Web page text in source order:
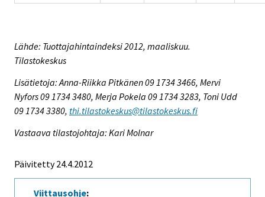
Lähde: Tuottajahintaindeksi 2012, maaliskuu.
Tilastokeskus
Lisätietoja: Anna-Riikka Pitkänen 09 1734 3466, Mervi
Nyfors 09 1734 3480, Merja Pokela 09 1734 3283, Toni Udd
09 1734 3380, thi.tilastokeskus@tilastokeskus.fi
Vastaava tilastojohtaja: Kari Molnar
Päivitetty 24.4.2012
Viittausohje: